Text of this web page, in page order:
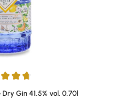
5 stars
Gin 41,5% vol. 0,70l